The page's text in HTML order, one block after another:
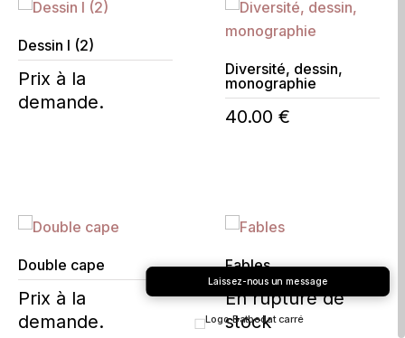
Dessin I (2)
Prix à la
demande.
Diversité, dessin,
monographie
40.00 €
Double cape
Prix à la
demande.
Fables
En rupture de
stock
Laissez-nous un message